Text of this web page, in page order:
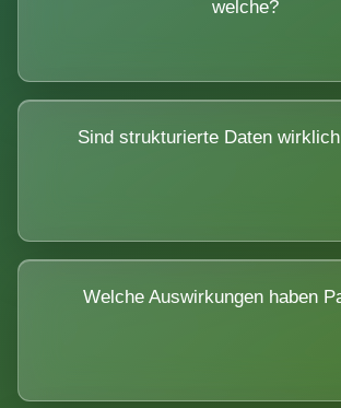
welche?
Sind strukturierte Daten
Welche Auswirkungen haben